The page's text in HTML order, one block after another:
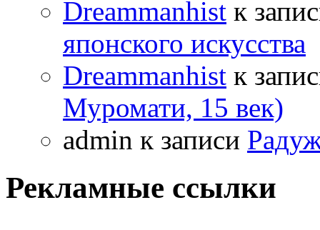
Dreammanhist к
японского искусства
Dreammanhist к
Муромати, 15 век)
admin к записи
Рекламные ссылки